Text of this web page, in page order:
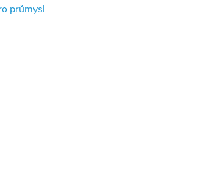
průmysl